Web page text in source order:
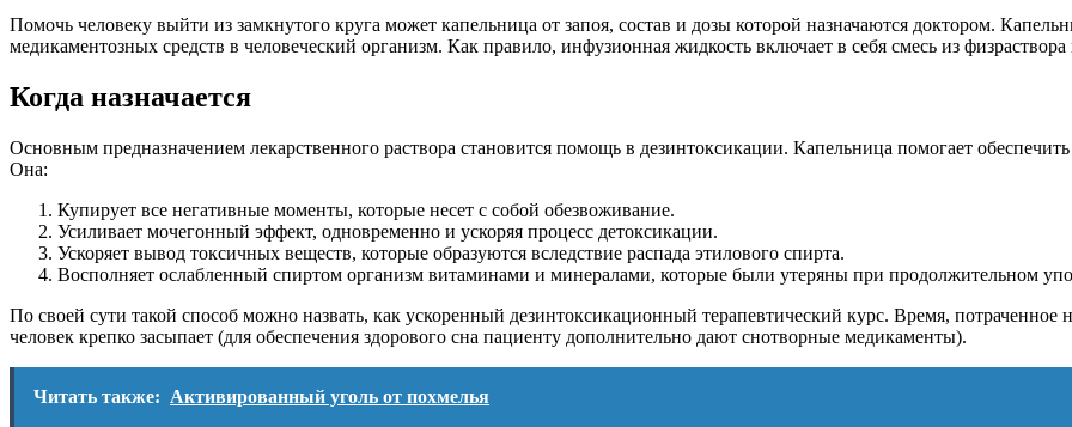
Помочь человеку выйти из замкнутого круга может капельница от запоя, состав и дозы которой назначаются доктором.
медикаментозных средств в человеческий организм. Как правило, инфузионная жидкость включает в себя смесь из
Когда назначается
Основным предназначением лекарственного раствора становится помощь в дезинтоксикации. Капельница помогает
Она:
Купирует все негативные моменты, которые несет с собой обезвоживание.
Усиливает мочегонный эффект, одновременно и ускоряя процесс детоксикации.
Ускоряет вывод токсичных веществ, которые образуются вследствие распада этилового спирта.
Восполняет ослабленный спиртом организм витаминами и минералами, которые были утеряны при продолжительном
По своей сути такой способ можно назвать, как ускоренный дезинтоксикационный терапевтический курс. Время, потраченное
человек крепко засыпает (для обеспечения здорового сна пациенту дополнительно дают снотворные медикаменты).
Читать также: Активированный уголь от похмелья